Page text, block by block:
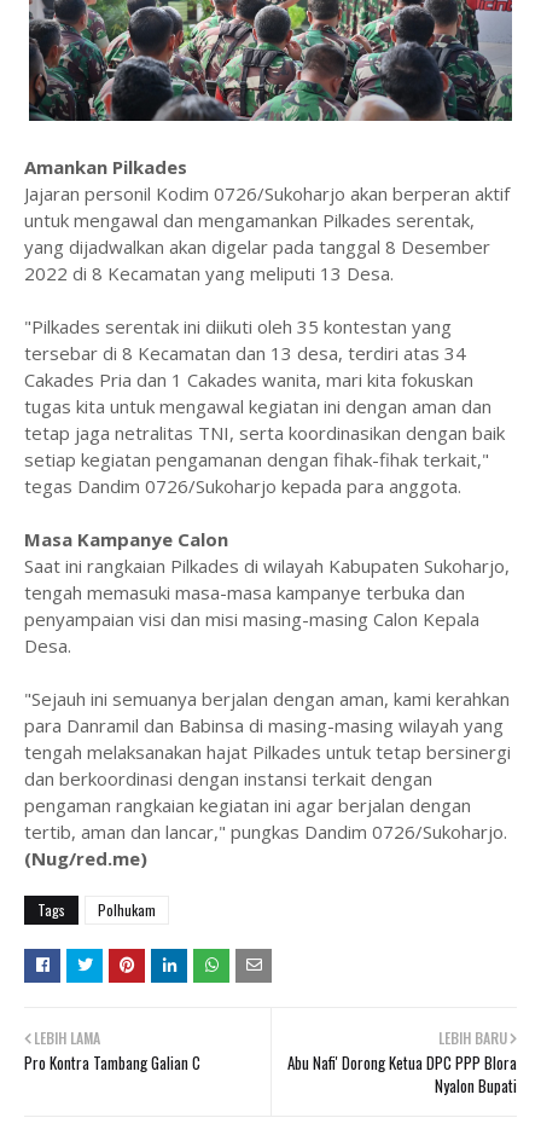
Amankan Pilkades
Jajaran personil Kodim 0726/Sukoharjo akan berperan aktif
untuk mengawal dan mengamankan Pilkades serentak,
yang dijadwalkan akan digelar pada tanggal 8 Desember
2022 di 8 Kecamatan yang meliputi 13 Desa.
"Pilkades serentak ini diikuti oleh 35 kontestan yang
tersebar di 8 Kecamatan dan 13 desa, terdiri atas 34
Cakades Pria dan 1 Cakades wanita, mari kita fokuskan
tugas kita untuk mengawal kegiatan ini dengan aman dan
tetap jaga netralitas TNI, serta koordinasikan dengan baik
setiap kegiatan pengamanan dengan fihak-fihak terkait,"
tegas Dandim 0726/Sukoharjo kepada para anggota.
Masa Kampanye Calon
Saat ini rangkaian Pilkades di wilayah Kabupaten Sukoharjo,
tengah memasuki masa-masa kampanye terbuka dan
penyampaian visi dan misi masing-masing Calon Kepala
Desa.
"Sejauh ini semuanya berjalan dengan aman, kami kerahkan
para Danramil dan Babinsa di masing-masing wilayah yang
tengah melaksanakan hajat Pilkades untuk tetap bersinergi
dan berkoordinasi dengan instansi terkait dengan
pengaman rangkaian kegiatan ini agar berjalan dengan
tertib, aman dan lancar," pungkas Dandim 0726/Sukoharjo.
(Nug/red.me)
Tags Polhukam
LEBIH BARU
Abu Nafi' Dorong Ketua DPC PPP Blora
Nyalon Bupati
LEBIH LAMA
Pro Kontra Tambang Galian C